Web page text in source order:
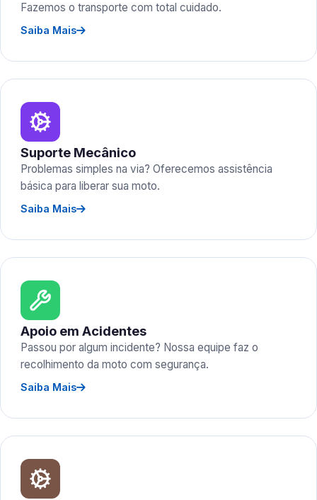
Fazemos o transporte com total cuidado.
Saiba Mais
Suporte Mecânico
Problemas simples na via? Oferecemos assistência
básica para liberar sua moto.
Saiba Mais
Apoio em Acidentes
Passou por algum incidente? Nossa equipe faz o
recolhimento da moto com segurança.
Saiba Mais